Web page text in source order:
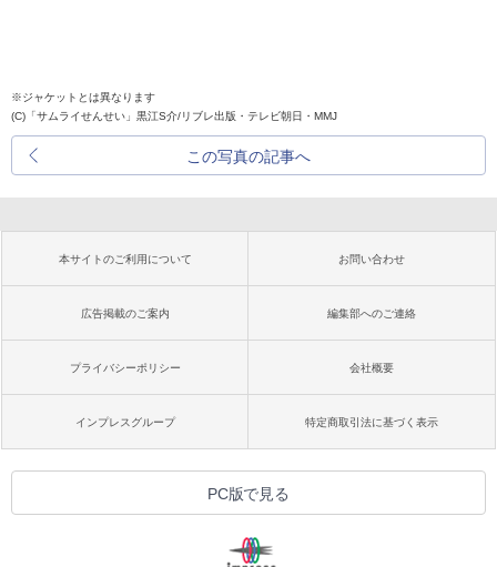
※ジャケットとは異なります
(C)「サムライせんせい」黒江S介/リブレ出版・テレビ朝日・MMJ
この写真の記事へ
本サイトのご利用について お問い合わせ
広告掲載のご案内 編集部へのご連絡
プライバシーポリシー 会社概要
インプレスグループ 特定商取引法に基づく表示
PC版で見る